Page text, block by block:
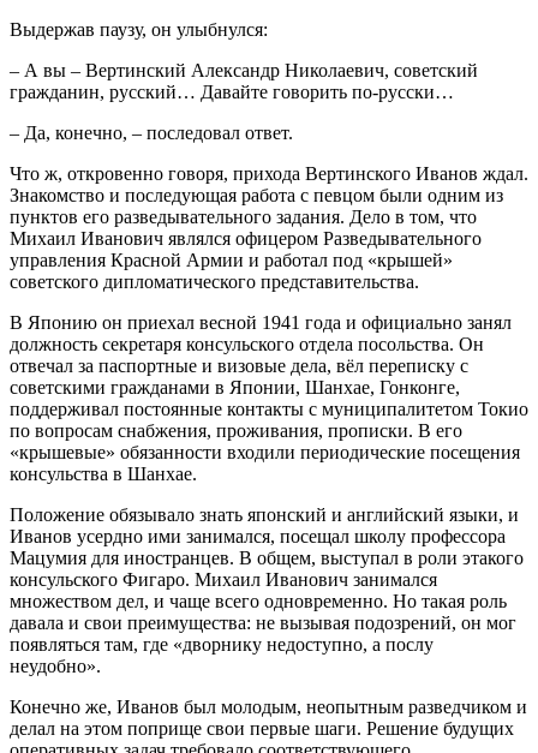
Выдержав паузу, он улыбнулся:
– А вы – Вертинский Александр Николаевич, советский
гражданин, русский… Давайте говорить по-русски…
– Да, конечно, – последовал ответ.
Что ж, откровенно говоря, прихода Вертинского Иванов ждал.
Знакомство и последующая работа с певцом были одним из
пунктов его разведывательного задания. Дело в том, что
Михаил Иванович являлся офицером Разведывательного
управления Красной Армии и работал под «крышей»
советского дипломатического представительства.
В Японию он приехал весной 1941 года и официально занял
должность секретаря консульского отдела посольства. Он
отвечал за паспортные и визовые дела, вёл переписку с
советскими гражданами в Японии, Шанхае, Гонконге,
поддерживал постоянные контакты с муниципалитетом Токио
по вопросам снабжения, проживания, прописки. В его
«крышевые» обязанности входили периодические посещения
консульства в Шанхае.
Положение обязывало знать японский и английский языки, и
Иванов усердно ими занимался, посещал школу профессора
Мацумия для иностранцев. В общем, выступал в роли этакого
консульского Фигаро. Михаил Иванович занимался
множеством дел, и чаще всего одновременно. Но такая роль
давала и свои преимущества: не вызывая подозрений, он мог
появляться там, где «дворнику недоступно, а послу
неудобно».
Конечно же, Иванов был молодым, неопытным разведчиком и
делал на этом поприще свои первые шаги. Решение будущих